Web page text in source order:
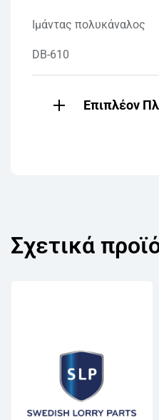
Ιμάντας πολυκάναλος
DB-610
Επιπλέον
Σχετικά